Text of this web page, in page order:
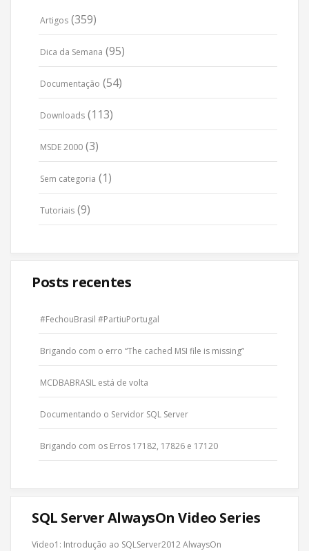
Artigos (359)
Dica da Semana (95)
Documentação (54)
Downloads (113)
MSDE 2000 (3)
Sem categoria (1)
Tutoriais (9)
Posts recentes
#FechouBrasil #PartiuPortugal
Brigando com o erro “The cached MSI file is missing”
MCDBABRASIL está de volta
Documentando o Servidor SQL Server
Brigando com os Erros 17182, 17826 e 17120
SQL Server AlwaysOn Video Series
Video1: Introdução ao SQLServer2012 AlwaysOn